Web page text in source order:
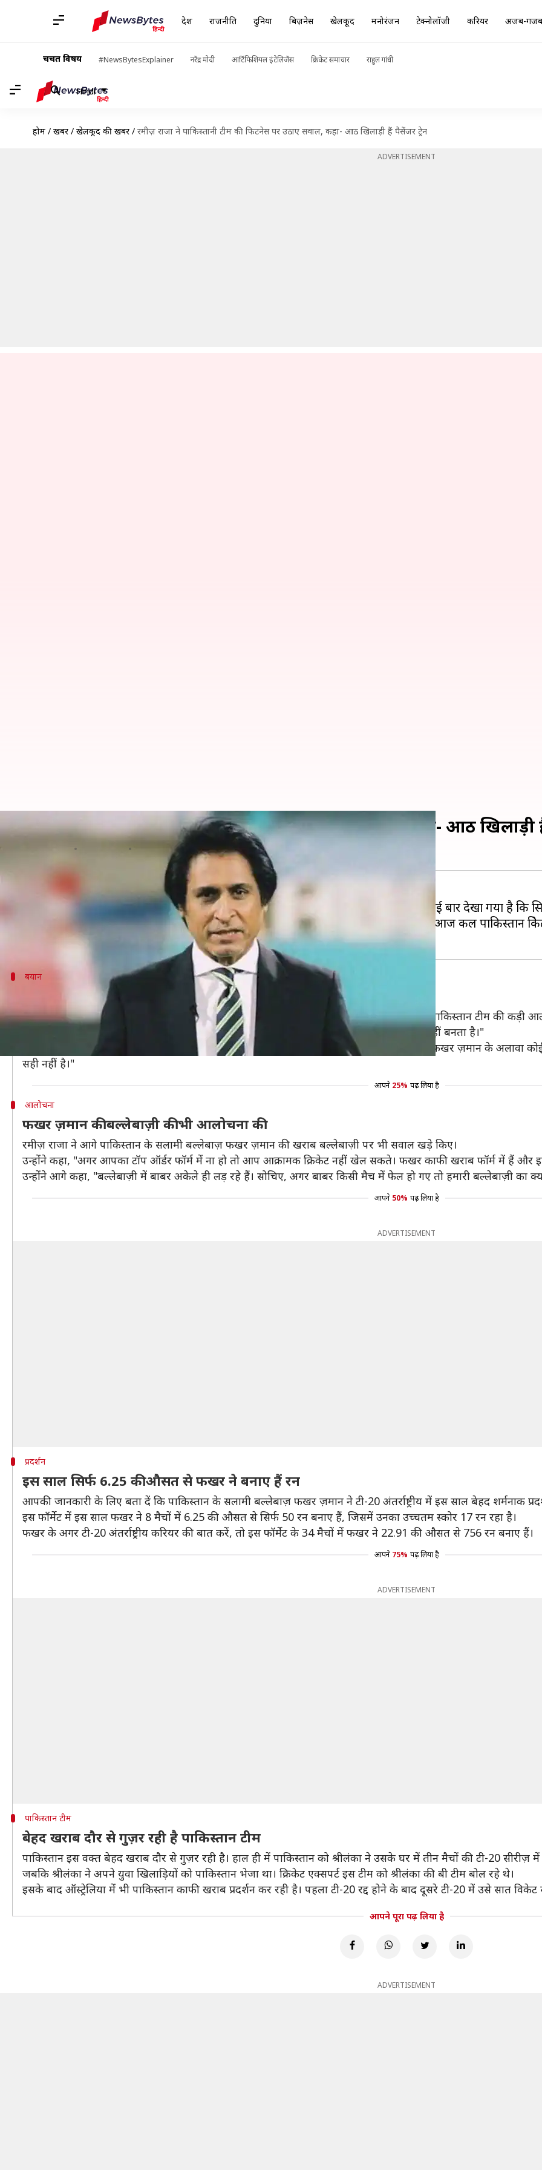
देश राजनीति दुनिया बिज़नेस खेलकूद मनोरंजन टेक्नोलॉजी करियर अजब-गजब
चर्चित विषय #NewsBytesExplainer नरेंद्र मोदी आर्टिफिशियल इंटेलिजेंस क्रिकेट समाचार राहुल गांधी
Hindi
होम / खबरें / खेलकूद की खबरें / रमीज़ राजा ने पाकिस्तानी टीम की फिटनेस पर उठाए सवाल, कहा- आठ खिलाड़ी हैं पैसेंजर ट्रेन
ADVERTISEMENT
रमीज़ राजा ने पाकिस्तानी टीम की फिटनेस पर उठाए सवाल, कहा- आठ खिलाड़ी
टी-20 क्रिकेट में किसी भी टीम में अच्छी फील्डिंग का होना बेहद जरूरी माना जाता है। इस फॉर्मेट में कई बार देखा गया है
अगर किसी टीम की फील्डिंग बेहद खराब है तो उसका जीतना काफी मुश्किल होता है, कुछ ऐसा ही आज कल पाकिस्तान
बयान
पाकिस्तान की टीम में 11 में से 8 खिलाड़ी पैसेंजर हैं- रमीज़ राजा
विश्वभर में फेमस क्रिकेट कॉमेंटेटर रमीज राजा ने अपने यूट्यूब चैनल पर फिटनेस और फील्डिंग को लेकर पाकिस्तान टीम की कड़ी
उन्होंने कहा, "पाकिस्तान के लिए फील्डिंग एक गंभीर चिंता की बात है, क्योंकि खराब फील्डिंग से दबाव नहीं बनता है।"
उन्होंने आगे कहा, "पाकिस्तान की टीम में 11 में से 8 खिलाड़ी पैसेंजर हैं। बाबर आजम, शादाब खान और फखर ज़मान के अलावा
सही नहीं है।"
आपने 25% पढ़ लिया है
आलोचना
फखर ज़मान की बल्लेबाज़ी की भी आलोचना की
रमीज़ राजा ने आगे पाकिस्तान के सलामी बल्लेबाज़ फखर ज़मान की खराब बल्लेबाज़ी पर भी सवाल खड़े किए।
उन्होंने कहा, "अगर आपका टॉप ऑर्डर फॉर्म में ना हो तो आप आक्रामक क्रिकेट नहीं खेल सकते। फखर काफी खराब फॉर्म में हैं और
उन्होंने आगे कहा, "बल्लेबाज़ी में बाबर अकेले ही लड़ रहे हैं। सोचिए, अगर बाबर किसी मैच में फेल हो गए तो हमारी बल्लेबाज़ी का
आपने 50% पढ़ लिया है
ADVERTISEMENT
प्रदर्शन
इस साल सिर्फ 6.25 की औसत से फखर ने बनाए हैं रन
आपकी जानकारी के लिए बता दें कि पाकिस्तान के सलामी बल्लेबाज़ फखर ज़मान ने टी-20 अंतर्राष्ट्रीय में इस साल बेहद शर्मनाक
इस फॉर्मेट में इस साल फखर ने 8 मैचों में 6.25 की औसत से सिर्फ 50 रन बनाए हैं, जिसमें उनका उच्चतम स्कोर 17 रन रहा है।
फखर के अगर टी-20 अंतर्राष्ट्रीय करियर की बात करें, तो इस फॉर्मेट के 34 मैचों में फखर ने 22.91 की औसत से 756 रन बनाए हैं।
आपने 75% पढ़ लिया है
ADVERTISEMENT
पाकिस्तान टीम
बेहद खराब दौर से गुज़र रही है पाकिस्तान टीम
पाकिस्तान इस वक्त बेहद खराब दौर से गुज़र रही है। हाल ही में पाकिस्तान को श्रीलंका ने उसके घर में तीन मैचों की टी-20 सीरीज़ में
जबकि श्रीलंका ने अपने युवा खिलाड़ियों को पाकिस्तान भेजा था। क्रिकेट एक्सपर्ट इस टीम को श्रीलंका की बी टीम बोल रहे थे।
इसके बाद ऑस्ट्रेलिया में भी पाकिस्तान काफी खराब प्रदर्शन कर रही है। पहला टी-20 रद्द होने के बाद दूसरे टी-20 में उसे सात विकेट
आपने पूरा पढ़ लिया है
ADVERTISEMENT